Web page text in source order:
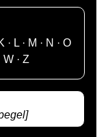
· L · M · N ·O
W· Z